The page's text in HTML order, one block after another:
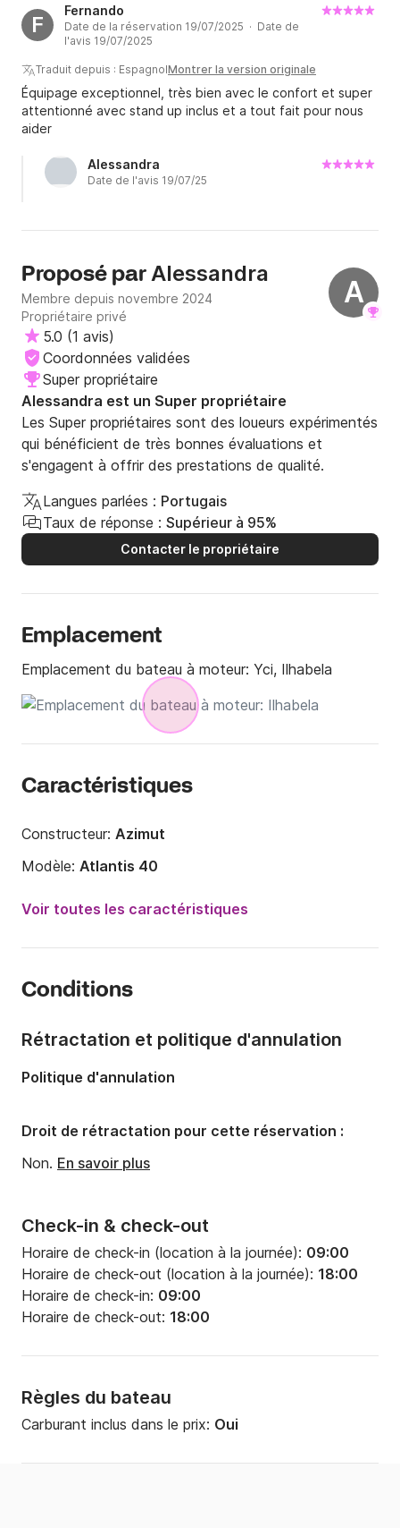
F
Fernando
Date de la réservation 19/07/2025 · Date de
l'avis 19/07/2025
Traduit depuis : EspagnolMontrer la version originale
Équipage exceptionnel, très bien avec le confort et super
attentionné avec stand up inclus et a tout fait pour nous
aider
Alessandra
Date de l'avis 19/07/25
A
Proposé parAlessandra
Membre depuis novembre 2024
Propriétaire privé
5.0 (1 avis)
Coordonnées validées
Super propriétaire
Alessandra est un Super propriétaire
Les Super propriétaires sont des loueurs expérimentés
qui bénéficient de très bonnes évaluations et
s'engagent à offrir des prestations de qualité.
Langues parlées : Portugais
Taux de réponse : Supérieur à 95%
Contacter le propriétaire
Emplacement
Emplacement du bateau à moteur: Yci, Ilhabela
Caractéristiques
Constructeur: Azimut
Modèle: Atlantis 40
Puissance moteur:
800cv
Capacité à bord:
Nombre de cabines:
Voir toutes les caractéristiques
Conditions
Check-in & check-out
Horaire de check-in (location à la journée): 09:00
Horaire de check-out (location à la journée): 18:00
Horaire de check-in: 09:00
Horaire de check-out: 18:00
Règles du bateau
Carburant inclus dans le prix: Oui
Rétractation et politique d'annulation
Politique d'annulation
Droit de rétractation pour cette réservation :
Non. En savoir plus